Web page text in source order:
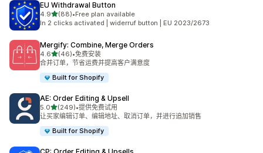
EU Withdrawal Button
4.9星（满分 5 星）
(88)
总共 88 条评论
•Free plan available
In 2 clicks activated | widerruf button | EU 2023/2673
Mergify: Combine, Merge Orders
4.6星（满分 5 星）
(46)
总共 46 条评论
•免费安装
合并订单，节省运费并提高客户满意度
Built for Shopify
AE: Order Editing & Upsell
5.0星（满分 5 星）
(249)
总共 249 条评论
•提供免费试用
让买家编辑订单、编辑地址、取消订单，并进行追加销售
Built for Shopify